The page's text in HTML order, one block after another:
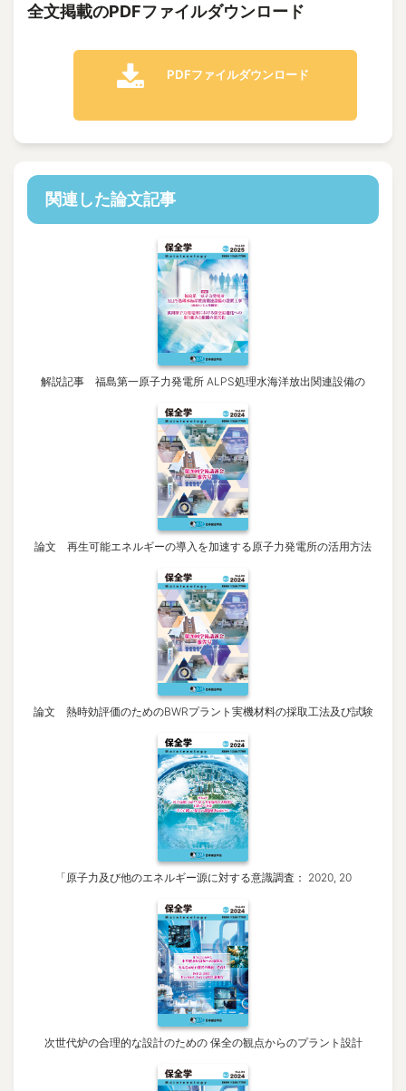
全文掲載のPDFファイルダウンロード
PDFファイルダウンロード
関連した論文記事
解説記事 福島第一原子力発電所 ALPS処理水海洋放出関連設備の
論文 再生可能エネルギーの導入を加速する原子力発電所の活用方法
論文 熱時効評価のためのBWRプラント実機材料の採取工法及び試験
「原子力及び他のエネルギー源に対する意識調査： 2020, 20
次世代炉の合理的な設計のための 保全の観点からのプラント設計